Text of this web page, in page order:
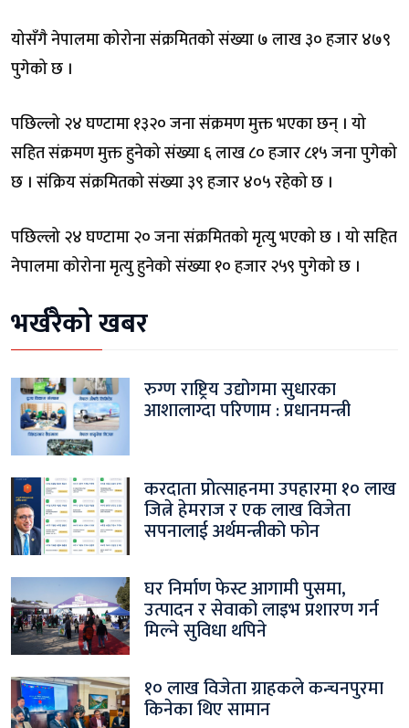
योसँगै नेपालमा कोरोना संक्रमितको संख्या ७ लाख ३० हजार ४७९
पुगेको छ ।
पछिल्लो २४ घण्टामा १३२० जना संक्रमण मुक्त भएका छन् । यो
सहित संक्रमण मुक्त हुनेको संख्या ६ लाख ८० हजार ८१५ जना पुगेको
छ । संक्रिय संक्रमितको संख्या ३९ हजार ४०५ रहेको छ ।
पछिल्लो २४ घण्टामा २० जना संक्रमितको मृत्यु भएको छ । यो सहित
नेपालमा कोरोना मृत्यु हुनेको संख्या १० हजार २५९ पुगेको छ ।
भर्खरैको खबर
रुग्ण राष्ट्रिय उद्योगमा सुधारका
आशालाग्दा परिणाम : प्रधानमन्त्री
करदाता प्रोत्साहनमा उपहारमा १० लाख
जित्ने हेमराज र एक लाख विजेता
सपनालाई अर्थमन्त्रीको फोन
घर निर्माण फेस्ट आगामी पुसमा,
उत्पादन र सेवाको लाइभ प्रशारण गर्न
मिल्ने सुविधा थपिने
१० लाख विजेता ग्राहकले कन्चनपुरमा
किनेका थिए सामान